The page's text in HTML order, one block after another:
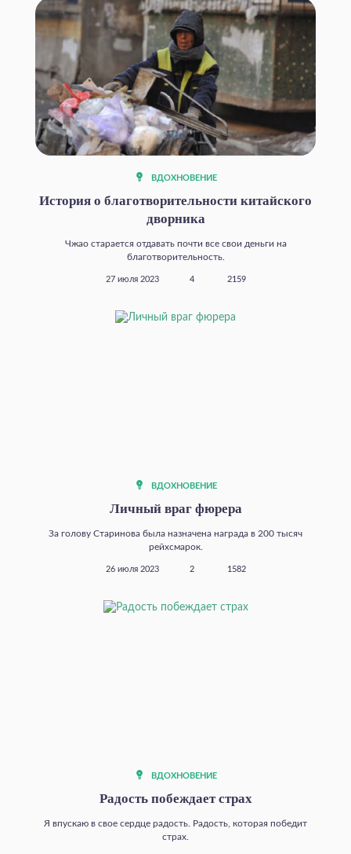
ВДОХНОВЕНИЕ
История о благотворительности китайского
дворника
Чжао старается отдавать почти все свои деньги на
благотворительность.
27 июля 2023 4 2159
ВДОХНОВЕНИЕ
Личный враг фюрера
За голову Старинова была назначена награда в 200 тысяч
рейхсмарок.
26 июля 2023 2 1582
ВДОХНОВЕНИЕ
Радость побеждает страх
Я впускаю в свое сердце радость. Радость, которая победит
страх.